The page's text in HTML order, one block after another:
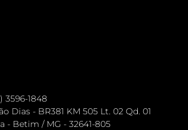
3596-1848
Dias - BR381 KM 505 Lt. 02 Qd. 01
- Betim / MG - 32641-805